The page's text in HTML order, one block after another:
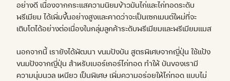
อย่างดี เนื่องจากกระแสความนิยมข้าวมันไก่และไก่ทอดระดับ
พรีเมียม ได้เพิ่มขึ้นอย่างสูงและคาดว่าจะเป็นเซกเมนต์ใหม่ที่จะ
เติบโตได้อย่างต่อเนื่องในกลุ่มลูกค้าระดับพรีเมียมและพรีเมียมแมส
นอกจากนี้ เรายังได้พัฒนา ขนมปังบัน สูตรพิเศษจากญี่ปุ่น ใช้แป้ง
ขนมปังจากญี่ปุ่น สำหรับเบอร์เกอร์ไก่ทอด ทำให้ บันของเรามี
ความนุ่มนวล เหนียว เป็นพิเศษ เพิ่มความอร่อยให้ไก่ทอด แบบไม่